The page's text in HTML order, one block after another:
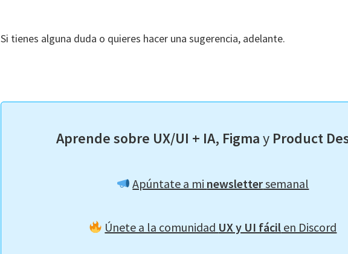
Si tienes alguna duda o quieres hacer una sugerencia, adelante.
Aprende sobre UX/UI + IA, Figmay Product
Apúntate a mi newslettersemanal
Únete a la comunidad UX y UI fácil en Discord